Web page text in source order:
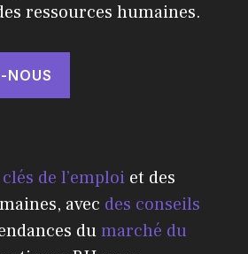
ressources humaines.
NOUS
de l’emploi et des
avec des conseils
dumarché du